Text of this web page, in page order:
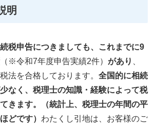
明
税申告につきましても、これまでに9
（※令和7年度申告実績2件） があり
法を合格しております。 全国的に相続
なく、税理士の知識・経験によって税
きます。（統計上、税理士の年間の平
どです） わたくし引地は、お客様のご